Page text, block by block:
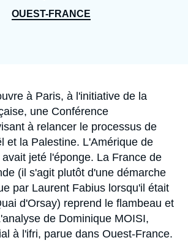
OUEST-FRANCE
à Paris, à l'initiative de la
une Conférence
à relancer le processus de
et la Palestine. L'Amérique de
jeté l'éponge. La France de
(il s'agit plutôt d'une démarche
par Laurent Fabius lorsqu'il était
d'Orsay) reprend le flambeau et
de Dominique MOISI,
à l'ifri, parue dans Ouest-France.